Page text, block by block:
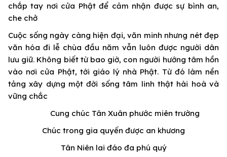
chắp tay nơi cửa Phật để cảm nhận được sự bình an,
che chở
Cuộc sống ngày càng hiện đại, văn minh nhưng nét đẹp
văn hóa đi lễ chùa đầu năm vẫn luôn được người dân
lưu giữ. Không biết từ bao giờ, con người hướng tâm hồn
vào nơi cửa Phật, tới giáo lý nhà Phật. Từ đó làm nền
tảng xây dựng một đời sống tâm linh thật hài hoà và
vững chắc
Cung chúc Tân Xuân phước miên trường
Chúc trong gia quyến được an khương
Tân Niên lai đáo đa phú quý